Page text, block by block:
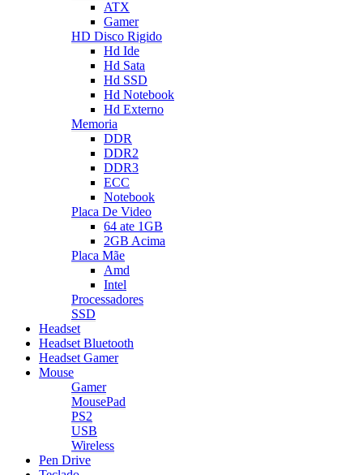
ATX
Gamer
HD Disco Rigido
Hd Ide
Hd Sata
Hd SSD
Hd Notebook
Hd Externo
Memoria
DDR
DDR2
DDR3
ECC
Notebook
Placa De Video
64 ate 1GB
2GB Acima
Placa Mãe
Amd
Intel
Processadores
SSD
Headset
Headset Bluetooth
Headset Gamer
Mouse
Gamer
MousePad
PS2
USB
Wireless
Pen Drive